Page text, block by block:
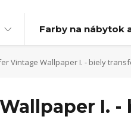
Farby na nábytok
Vintage Wallpaper I. - biely
I.